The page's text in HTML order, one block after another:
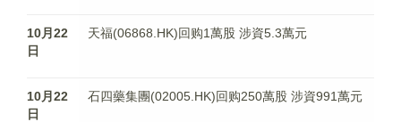
10月22
日
天福(06868.HK)回购1萬股 涉資5.3萬元
10月22
日
石四藥集團(02005.HK)回购250萬股 涉資991萬元